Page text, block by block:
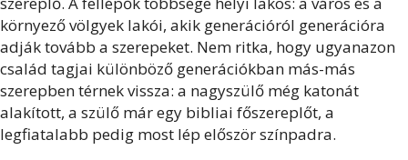
környező völgyek lakói, akik generációról generációra
adják tovább a szerepeket. Nem ritka, hogy ugyanazon
család tagjai különböző generációkban más-más
szerepben térnek vissza: a nagyszülő még katonát
alakított, a szülő már egy bibliai főszereplőt, a
legfiatalabb pedig most lép először színpadra.